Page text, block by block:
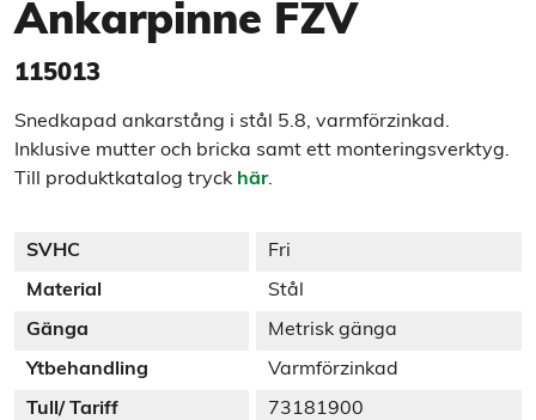
Ankarpinne FZV
115013
Snedkapad ankarstång i stål 5.8, varmförzinkad.
Inklusive mutter och bricka samt ett monteringsverktyg.
Till produktkatalog tryck här.
SVHC Fri
Material Stål
Gänga Metrisk gänga
Ytbehandling Varmförzinkad
Tull/ Tariff 73181900